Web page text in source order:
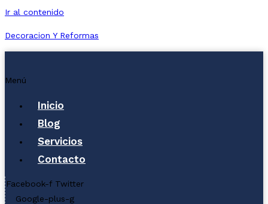
Ir al contenido
Decoracion Y Reformas
Menú
Inicio
Blog
Servicios
Contacto
Facebook-f Twitter
Google-plus-g